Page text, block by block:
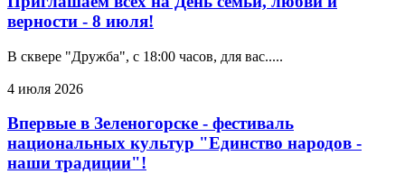
верности - 8 июля!
В сквере "Дружба", с 18:00 часов, для вас.....
4 июля 2026
Впервые в Зеленогорске - фестиваль
национальных культур "Единство народов -
наши традиции"!